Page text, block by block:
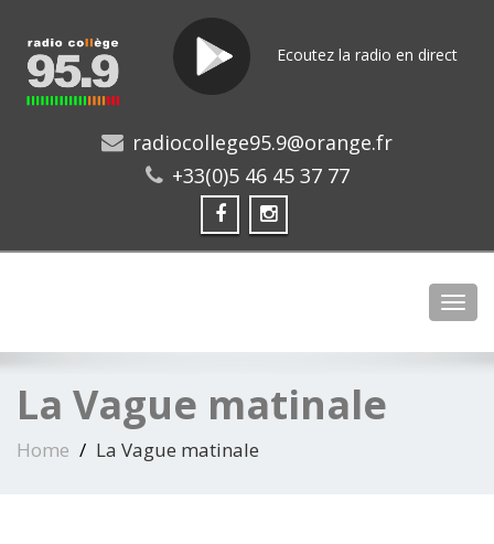
Ecoutez la radio en direct
radiocollege95.9@orange.fr
+33(0)5 46 45 37 77
La Vague matinale
Home La Vague matinale